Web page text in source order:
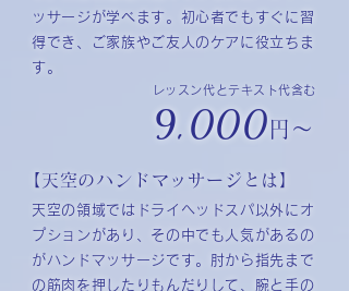
ッサージが学べます。初心者でもすぐに習
得でき、ご家族やご友人のケアに役立ちま
す。
レッスン代とテキスト代含む
9,000 円〜
【天空のハンドマッサージとは】
天空の領域ではドライヘッドスパ以外にオ
プションがあり、その中でも人気があるの
がハンドマッサージです。肘から指先まで
の筋肉を押したりもんだりして、腕と手の